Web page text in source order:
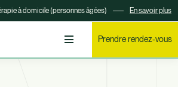
à domicile (personnes âgées) En savoir plus
Prendre rendez-vous